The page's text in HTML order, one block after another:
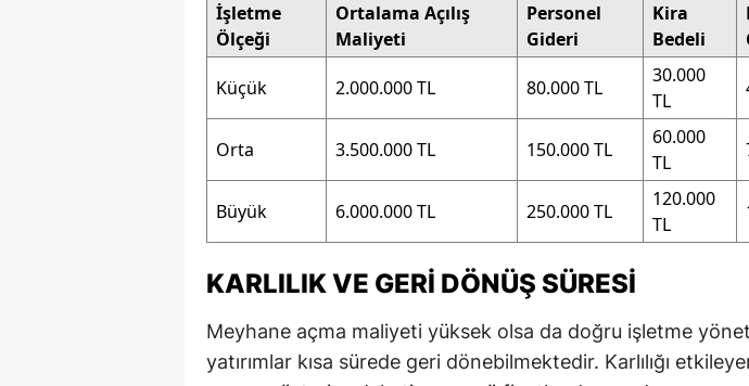
İşletme
Ölçeği
Ortalama Açılış
Maliyeti
Personel
Gideri
Kira
Bedeli
Küçük 2.000.000 TL 80.000 TL
30.000
TL
Orta 3.500.000 TL 150.000 TL
60.000
TL
Büyük 6.000.000 TL 250.000 TL
120.000
TL
KARLILIK VE GERI DÖNÜŞ SÜRESI
Meyhane açma maliyeti yüksek olsa da doğru işletme
yatırımlar kısa sürede geri dönebilmektedir. Karlılığı